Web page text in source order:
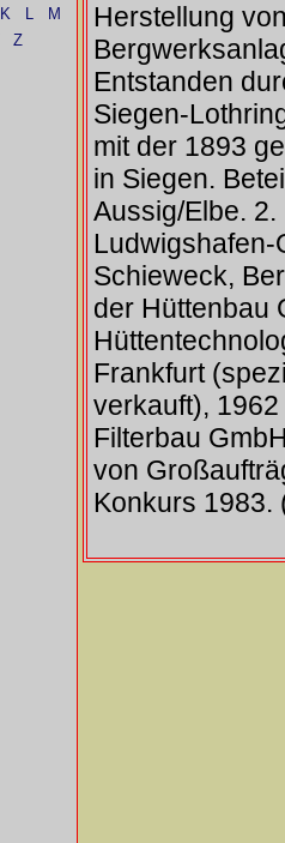
K L
M
Z
Herstellung
Entstanden
Siegen-
mit der 1893
in Siegen.
Aussig/Elbe.
Schieweck,
der Hüttenbau
Frankfurt
verkauft),
Filterbau
von
Konkurs 1983.